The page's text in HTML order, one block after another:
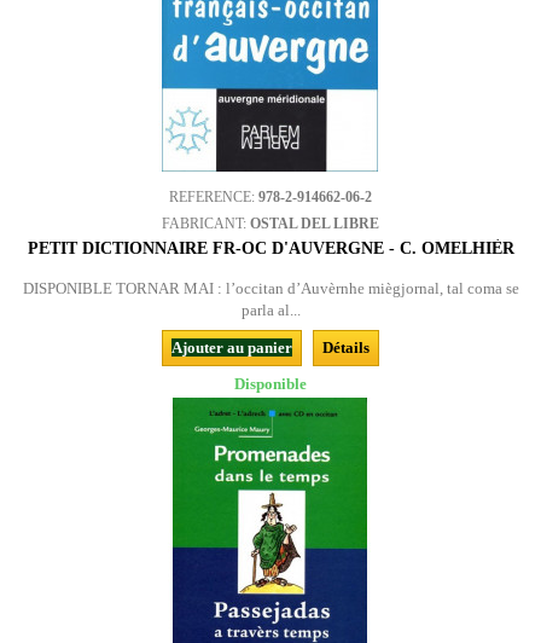
REFERENCE: 978-2-914662-06-2
FABRICANT: OSTAL DEL LIBRE
PETIT DICTIONNAIRE FR-OC D'AUVERGNE - C. OMELHIÈR
DISPONIBLE TORNAR MAI : l’occitan d’Auvèrnhe miègjornal, tal coma se
parla al...
Ajouter au panier
Détails
Disponible